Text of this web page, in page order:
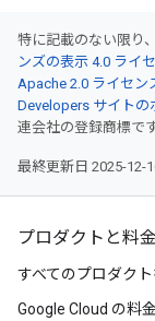
特に記載のない限り
ンズの表示 4.0 ライ
Apache 2.0 ライセン
Developers サイトの
連会社の登録商標です
最終更新日 2025-12-
プロダクトと料金
すべてのプロダク
Google Cloud の料金